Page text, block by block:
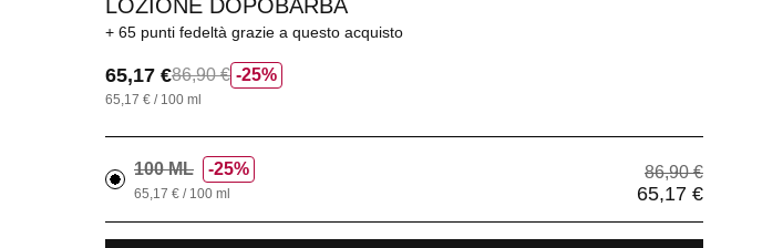
LOZIONE DOPOBARBA
65 punti fedeltà grazie a questo acquisto
25%
65,17 €86,90 €
65,17 € / 100 ml
100 ML 25% 86,90 €
65,17 €
65,17 € / 100 ml